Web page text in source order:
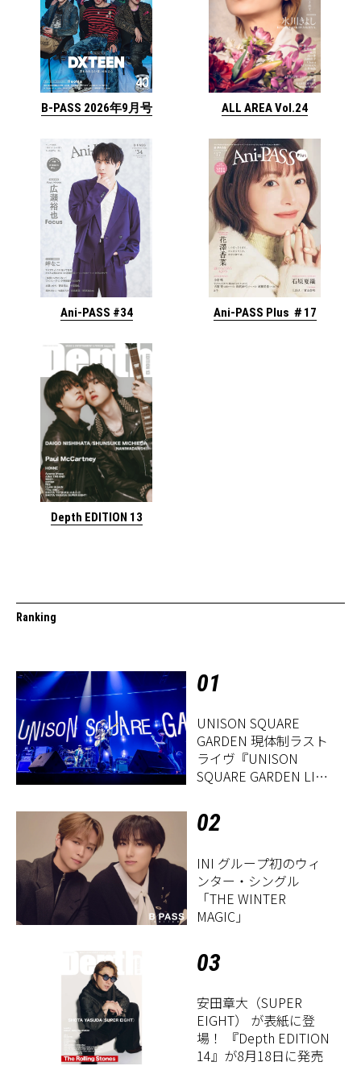
B-PASS 2026年9月号 ALL AREA Vol.24
Ani-PASS #34 Ani-PASS Plus ＃17
Depth EDITION 13
Ranking
01
UNISON SQUARE
GARDEN 現体制ラスト
ライヴ『UNISON
SQUARE GARDEN LIVE
Period」』レポート
02
INI グループ初のウィ
ンター・シングル
「THE WINTER
MAGIC」
03
安田章大（SUPER
EIGHT） が表紙に登
場！ 『Depth EDITION
14』が8月18日に発売